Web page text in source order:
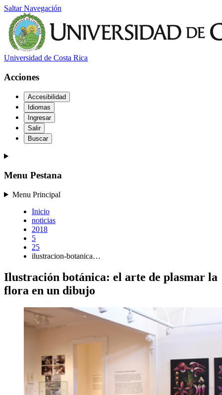
Saltar Navegación
Universidad de Costa Rica
Acciones
Accesibilidad
Idiomas
Ingresar
Salir
Buscar
Menu Pestana
Menu Principal
Inicio
noticias
2018
5
25
ilustracion-botanica…
Ilustración botánica: el arte de plasmar la
flora en un dibujo